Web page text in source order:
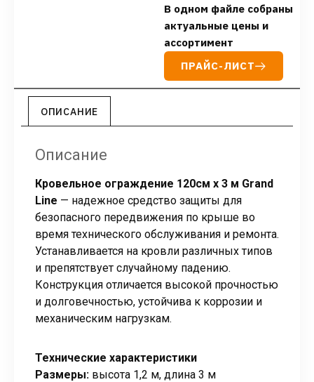
В одном файле собраны
актуальные цены и
ассортимент
ПРАЙС-ЛИСТ
ОПИСАНИЕ
Описание
Кровельное ограждение 120см х 3 м Grand
Line — надежное средство защиты для
безопасного передвижения по крыше во
время технического обслуживания и ремонта.
Устанавливается на кровли различных типов
и препятствует случайному падению.
Конструкция отличается высокой прочностью
и долговечностью, устойчива к коррозии и
механическим нагрузкам.
Технические характеристики
Размеры: высота 1,2 м, длина 3 м